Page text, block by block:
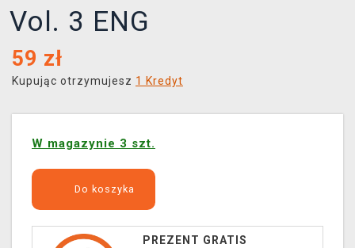
Vol. 3 ENG
59 zł
Kupując otrzymujesz 1 Kredyt
W magazynie 3 szt.
Do koszyka
PREZENT GRATIS